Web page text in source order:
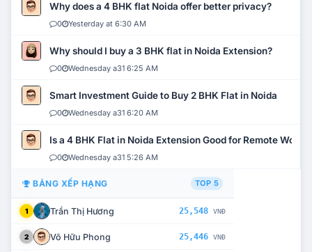
Why does a 4 BHK flat Noida offer better privacy?
0 Yesterday at 6:30 AM
Why should I buy a 3 BHK flat in Noida Extension?
0 Wednesday a31 6:25 AM
Smart Investment Guide to Buy 2 BHK Flat in Noida
0 Wednesday a31 6:20 AM
Is a 4 BHK Flat in Noida Extension Good for Remote Work?
0 Wednesday a31 5:26 AM
BẢNG XẾP HẠNG TOP 5
1 Trần Thị Hương 25,548 VNĐ
2 Võ Hữu Phong 25,446 VNĐ